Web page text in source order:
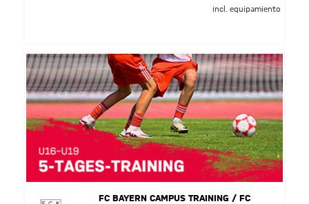
incl. equipamiento
FC BAYERN CAMPUS TRAINING / FC